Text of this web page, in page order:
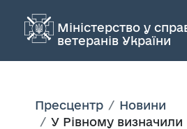
Міністерство у
ветеранів України
Пресцентр
Новини
У Рівному визначили